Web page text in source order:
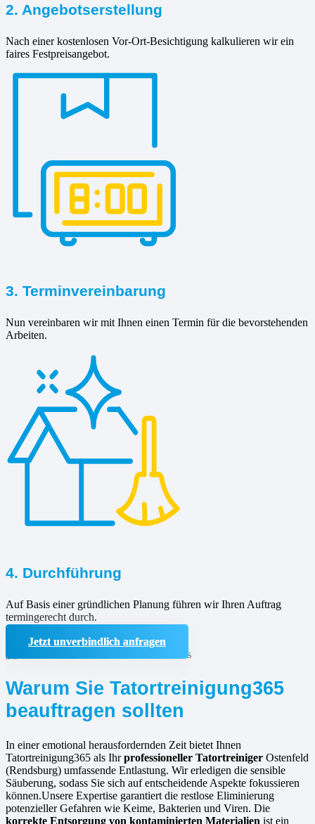
2. Angebotserstellung
Nach einer kostenlosen Vor-Ort-Besichtigung kalkulieren wir ein
faires Festpreisangebot.
3. Terminvereinbarung
Nun vereinbaren wir mit Ihnen einen Termin für die bevorstehenden
Arbeiten.
4. Durchführung
Auf Basis einer gründlichen Planung führen wir Ihren Auftrag
termingerecht durch.
Jetzt unverbindlich anfragen
Warum Sie Tatortreinigung365
beauftragen sollten
In einer emotional herausfordernden Zeit bietet Ihnen
Tatortreinigung365 als Ihrprofessioneller Tatortreiniger Ostenfeld
(Rendsburg) umfassende Entlastung. Wir erledigen die sensible
Säuberung, sodass Sie sich auf entscheidende Aspekte fokussieren
können.Unsere Expertise garantiert die restlose Eliminierung
potenzieller Gefahren wie Keime, Bakterien und Viren. Die
korrekte Entsorgung von kontaminierten Materialien ist ein